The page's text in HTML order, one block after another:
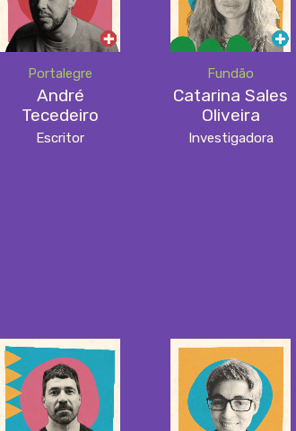
Portalegre
André
Tecedeiro
Escritor
Fundão
Catarina Sales
Oliveira
Investigadora